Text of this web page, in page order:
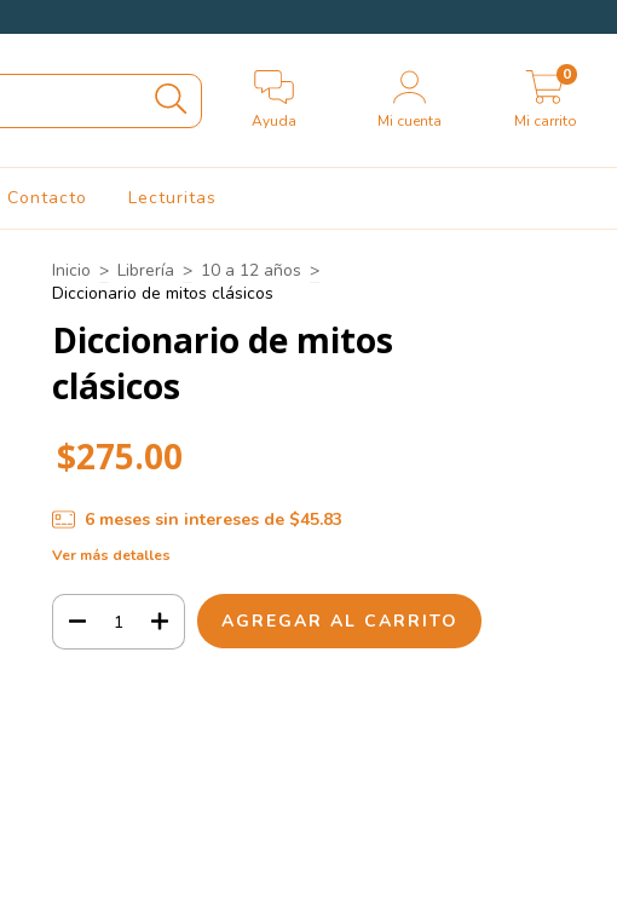
Ayuda Mi cuenta Mi carrito
0
Contacto Lecturitas
Inicio > Librería > 10 a 12 años >
Diccionario de mitos clásicos
Diccionario de mitos
clásicos
$275.00
6 meses sin intereses de $45.83
Ver más detalles